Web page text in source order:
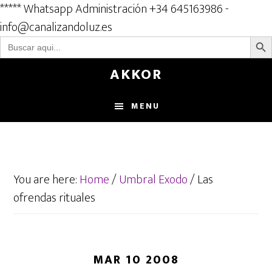
***** Whatsapp Administración +34 645163986 -
info@canalizandoluz.es
Buscar: BOTÓN
content
AKKOR
MENU
You are here:Home/Umbral Exodo/Las
ofrendas rituales
MAR 10 2008